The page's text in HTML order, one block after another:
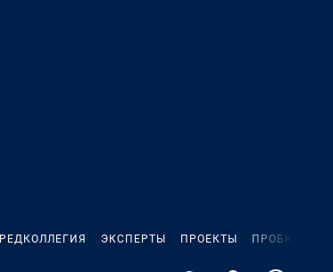
РЕДКОЛЛЕГИЯ ЭКСПЕРТЫ ПРОЕКТЫ ПРОБКИ